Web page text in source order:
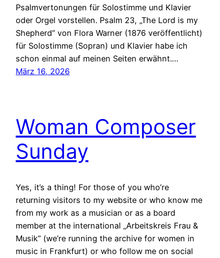
Psalmvertonungen für Solostimme und Klavier
oder Orgel vorstellen. Psalm 23, „The Lord is my
Shepherd“ von Flora Warner (1876 veröffentlicht)
für Solostimme (Sopran) und Klavier habe ich
schon einmal auf meinen Seiten erwähnt.…
März 16, 2026
Woman Composer
Sunday
Yes, it’s a thing! For those of you who’re
returning visitors to my website or who know me
from my work as a musician or as a board
member at the international „Arbeitskreis Frau &
Musik“ (we’re running the archive for women in
music in Frankfurt) or who follow me on social